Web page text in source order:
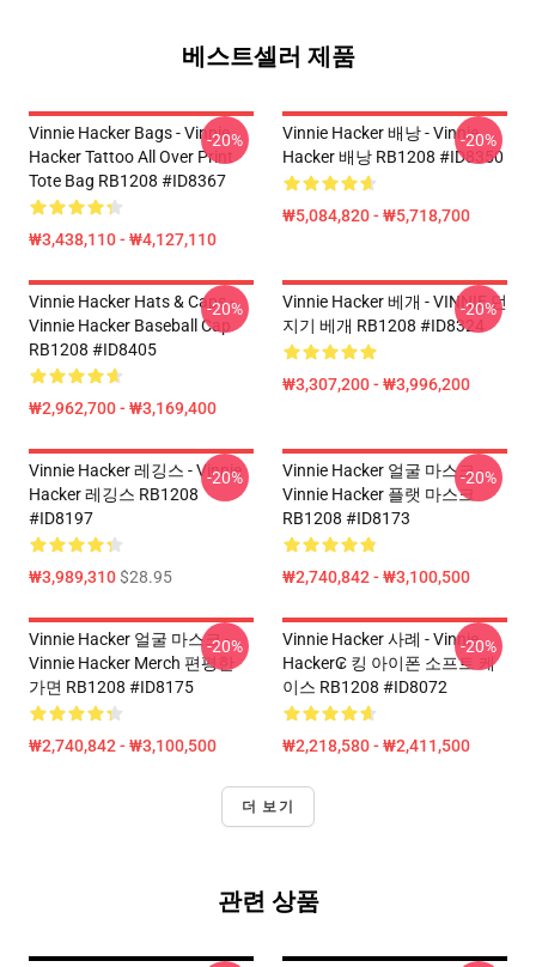
베스트셀러 제품
Vinnie Hacker Bags - Vinnie
Hacker Tattoo All Over Print
Tote Bag RB1208 #ID8367
₩3,438,110 - ₩4,127,110
-20%
Vinnie Hacker 배낭 - Vinnie
Hacker 배낭 RB1208 #ID8350
₩5,084,820 - ₩5,718,700
-20%
Vinnie Hacker Hats & Caps -
Vinnie Hacker Baseball Cap
RB1208 #ID8405
₩2,962,700 - ₩3,169,400
-20%
Vinnie Hacker 베개 - VINNIE 던
지기 베개 RB1208 #ID8324
₩3,307,200 - ₩3,996,200
-20%
Vinnie Hacker 레깅스 - Vinnie
Hacker 레깅스 RB1208
#ID8197
₩3,989,310$28.95
-20%
Vinnie Hacker 얼굴 마스크 -
Vinnie Hacker 플랫 마스크
RB1208 #ID8173
₩2,740,842 - ₩3,100,500
-20%
Vinnie Hacker 얼굴 마스크 -
Vinnie Hacker Merch 편평한
가면 RB1208 #ID8175
₩2,740,842 - ₩3,100,500
-20%
Vinnie Hacker 사례 - Vinnie
Hacker₢ 킹 아이폰 소프트 케
이스 RB1208 #ID8072
₩2,218,580 - ₩2,411,500
-20%
더 보기
관련 상품